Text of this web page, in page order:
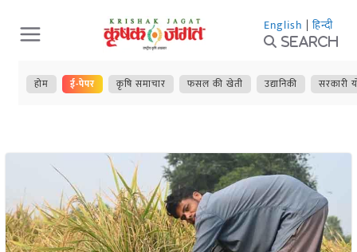
Skip
to
content
English | हिन्दी
Search
होम ई-पेपर कृषि समाचार फसल की खेती उद्यानिकी सरकारी